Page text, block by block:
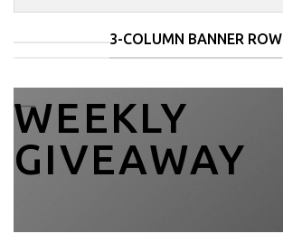
3-COLUMN BANNER ROW
WEEKLY
GIVEAWAY